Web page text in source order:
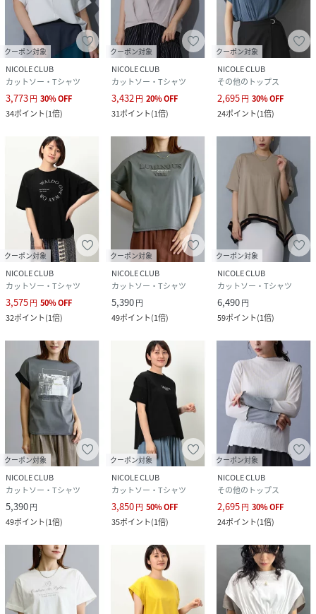
原産国
素材 本体：綿100％ 別布：ポリエステル100％
サイズ 99(FREE)
クリーニング 手洗い
PG4484_5205
5205-9008-39-99 PG4484
クーポン対象
NICOLE CLUB
カットソー・Tシャツ
3,773円 30%OFF
34ポイント(1倍)
クーポン対象
NICOLE CLUB
カットソー・Tシャツ
3,432円 20%OFF
31ポイント(1倍)
クーポン対象
NICOLE CLUB
その他のトップス
2,695円 30%OFF
24ポイント(1倍)
クーポン対象
NICOLE CLUB
カットソー・Tシャツ
3,575円 50%OFF
32ポイント(1倍)
クーポン対象
NICOLE CLUB
カットソー・Tシャツ
5,390円
49ポイント(1倍)
クーポン対象
NICOLE CLUB
カットソー・Tシャツ
6,490円
59ポイント(1倍)
クーポン対象
NICOLE CLUB
カットソー・Tシャツ
5,390円
49ポイント(1倍)
クーポン対象
NICOLE CLUB
カットソー・Tシャツ
3,850円 50%OFF
35ポイント(1倍)
クーポン対象
NICOLE CLUB
その他のトップス
2,695円 30%OFF
24ポイント(1倍)